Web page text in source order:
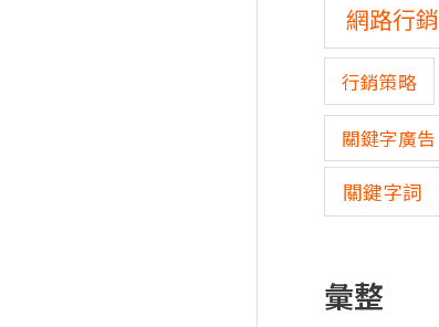
網路行銷
行銷策略
關鍵字廣告
關鍵字詞
彙整